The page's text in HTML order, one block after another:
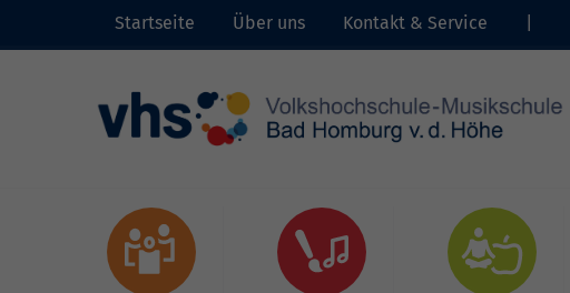
Startseite Über uns Kontakt & Service